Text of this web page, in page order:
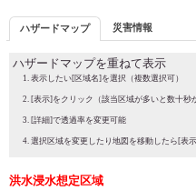
ハザードマップ 災害情報
ハザードマップを重ねて表示
表示したい[区域名]を選択（複数選択可）
[表示]をクリック（該当区域が多いと数十秒
[詳細]で透過率を変更可能
選択区域を変更したり地図を移動したら[表
洪水浸水想定区域